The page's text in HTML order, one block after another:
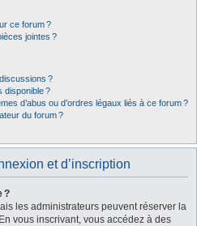
ce forum ?
jointes ?
?
disponible ?
d’abus ou d’ordres légaux liés à ce forum ?
du forum ?
et d’inscription
?
les administrateurs peuvent réserver la
vous inscrivant, vous accédez à des